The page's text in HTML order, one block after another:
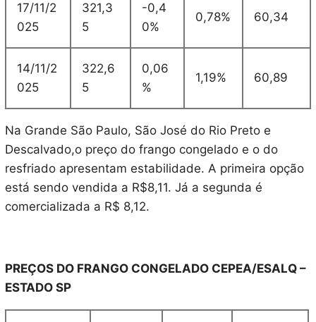
17/11/2
025
321,3
5
-0,4
0%
0,78% 60,34
14/11/2
025
322,6
5
0,06
%
1,19% 60,89
Na Grande São Paulo, São José do Rio Preto e
Descalvado,o preço do frango congelado e o do
resfriado apresentam estabilidade. A primeira opção
está sendo vendida a R$8,11. Já a segunda é
comercializada a R$ 8,12.
PREÇOS DO FRANGO CONGELADO CEPEA/ESALQ –
ESTADO SP